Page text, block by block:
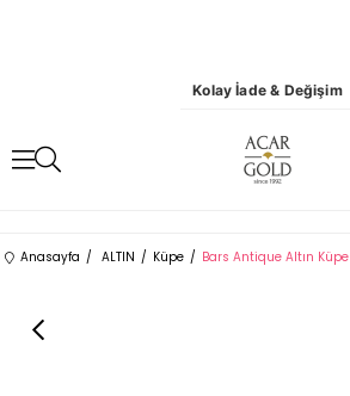
Kolay İade & Değişim
Anasayfa ALTIN Küpe Bars Antique Altın Küpe